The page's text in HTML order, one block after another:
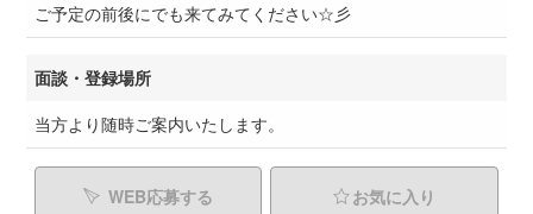
ご予定の前後にでも来てみてください☆彡
面談・登録場所
当方より随時ご案内いたします。
WEB応募する お気に入り